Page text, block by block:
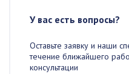
У вас есть вопросы?
Оставьте заявку и наши
течение ближайшего
консультации